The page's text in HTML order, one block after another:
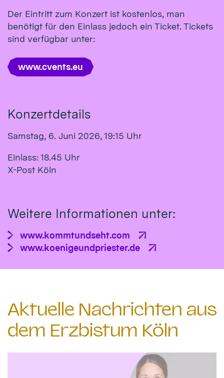
Der Eintritt zum Konzert ist kostenlos, man
benötigt für den Einlass jedoch ein Ticket. Tickets
sind verfügbar unter:
www.cvents.eu
Konzertdetails
Samstag, 6. Juni 2026, 19:15 Uhr
Einlass: 18.45 Uhr
X-Post Köln
Weitere Informationen unter:
www.kommtundseht.com
www.koenigeundpriester.de
Aktuelle Nachrichten aus
dem Erzbistum Köln